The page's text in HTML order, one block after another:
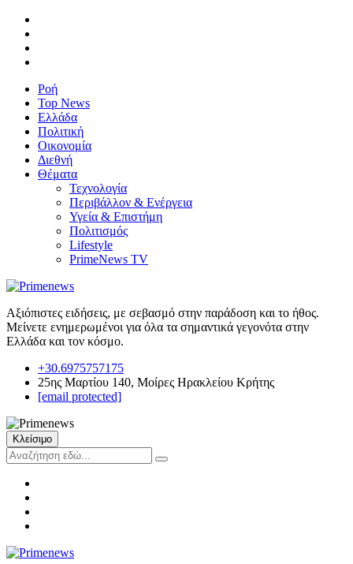
Ροή
Top News
Ελλάδα
Πολιτική
Οικονομία
Διεθνή
Θέματα
Τεχνολογία
Περιβάλλον & Ενέργεια
Υγεία & Επιστήμη
Πολιτισμός
Lifestyle
PrimeNews TV
Αξιόπιστες ειδήσεις, με σεβασμό στην παράδοση και το ήθος.
Μείνετε ενημερωμένοι για όλα τα σημαντικά γεγονότα στην
Ελλάδα και τον κόσμο.
+30.6975757175
25ης Μαρτίου 140, Μοίρες Ηρακλείου Κρήτης
[email protected]
Κλείσιμο